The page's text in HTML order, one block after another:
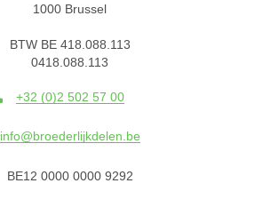
1000 Brussel
BTW BE 418.088.113
0418.088.113
+32 (0)2 502 57 00
info@broederlijkdelen.be
BE12 0000 0000 9292